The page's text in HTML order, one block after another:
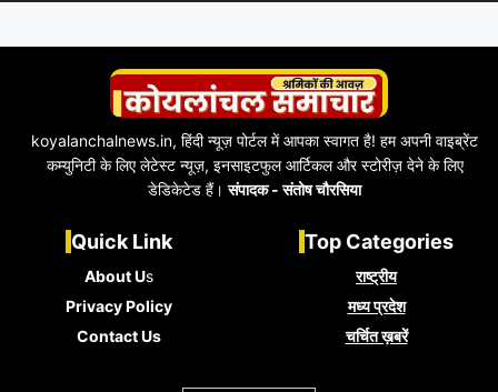
koyalanchalnews.in, हिंदी न्यूज़ पोर्टल में आपका स्वागत है! हम अपनी वाइब्रेंट
कम्युनिटी के लिए लेटेस्ट न्यूज़, इनसाइटफुल आर्टिकल और स्टोरीज़ देने के लिए
डेडिकेटेड हैं।संपादक - संतोष चौरसिया
Quick Link
About Us
Privacy Policy
Contact Us
Top Categories
राष्ट्रीय
मध्य प्रदेश
चर्चित ख़बरें